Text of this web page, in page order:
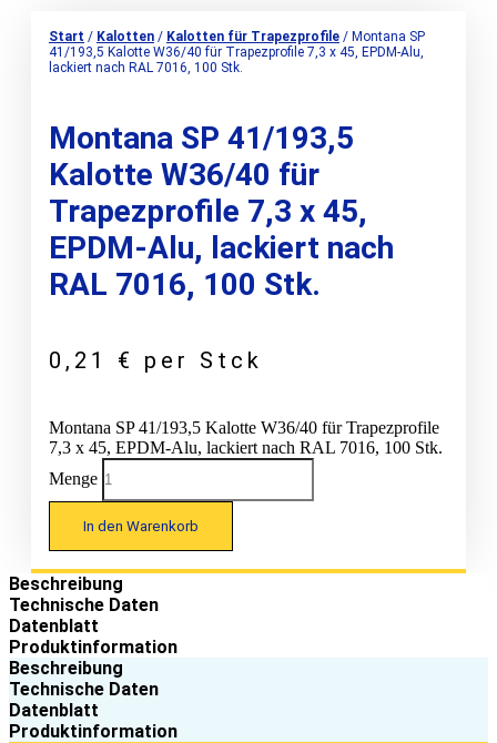
Start / Kalotten / Kalotten für Trapezprofile / Montana SP
41/193,5 Kalotte W36/40 für Trapezprofile 7,3 x 45, EPDM-Alu,
lackiert nach RAL 7016, 100 Stk.
Montana SP 41/193,5
Kalotte W36/40 für
Trapezprofile 7,3 x 45,
EPDM-Alu, lackiert nach
RAL 7016, 100 Stk.
0,21 € per Stck
Montana SP 41/193,5 Kalotte W36/40 für Trapezprofile
7,3 x 45, EPDM-Alu, lackiert nach RAL 7016, 100 Stk.
Menge
In den Warenkorb
Beschreibung
Technische Daten
Datenblatt
Produktinformation
Beschreibung
Technische Daten
Datenblatt
Produktinformation